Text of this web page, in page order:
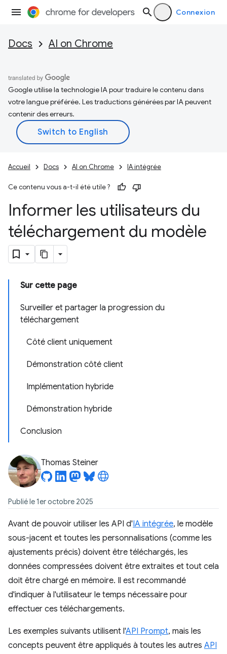
Connexion
Docs AI on Chrome
Google utilise la technologie IA pour traduire le contenu dans
votre langue préférée. Les traductions générées par IA peuvent
contenir des erreurs.
Accueil Docs AI on Chrome IA intégrée
Ce contenu vous a-t-il été utile ?
Informer les utilisateurs du
téléchargement du modèle
Sur cette page
Surveiller et partager la progression du
téléchargement
Côté client uniquement
Démonstration côté client
Implémentation hybride
Démonstration hybride
Conclusion
Thomas Steiner
Publié le 1er octobre 2025
Avant de pouvoir utiliser les API d'IA intégrée, le modèle
sous-jacent et toutes les personnalisations (comme les
ajustements précis) doivent être téléchargés, les
données compressées doivent être extraites et tout cela
doit être chargé en mémoire. Il est recommandé
d'indiquer à l'utilisateur le temps nécessaire pour
effectuer ces téléchargements.
Les exemples suivants utilisent l'API Prompt, mais les
concepts peuvent être appliqués à toutes les autres API